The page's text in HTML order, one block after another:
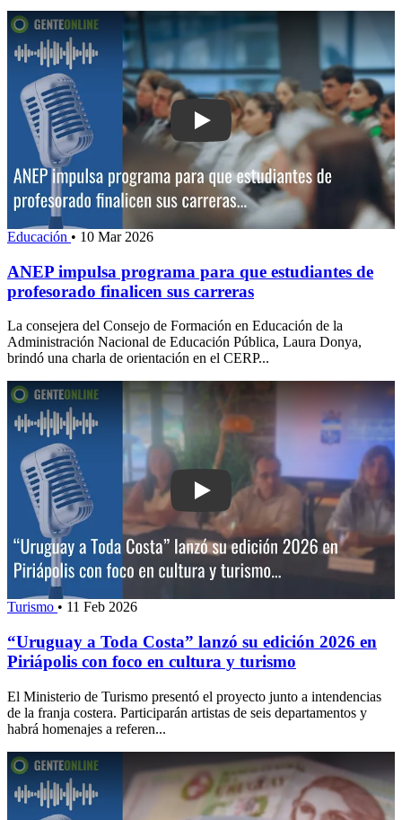
Play: ANEP impulsa programa para
Educación • 10 Mar 2026
ANEP impulsa programa para que estudiantes de
profesorado finalicen sus carreras
La consejera del Consejo de Formación en Educación de la
Administración Nacional de Educación Pública, Laura Donya,
brindó una charla de orientación en el CERP...
Play: “Uruguay a Toda Costa” lanzó
Turismo • 11 Feb 2026
“Uruguay a Toda Costa” lanzó su edición 2026 en
Piriápolis con foco en cultura y turismo
El Ministerio de Turismo presentó el proyecto junto a intendencias
de la franja costera. Participarán artistas de seis departamentos y
habrá homenajes a referen...